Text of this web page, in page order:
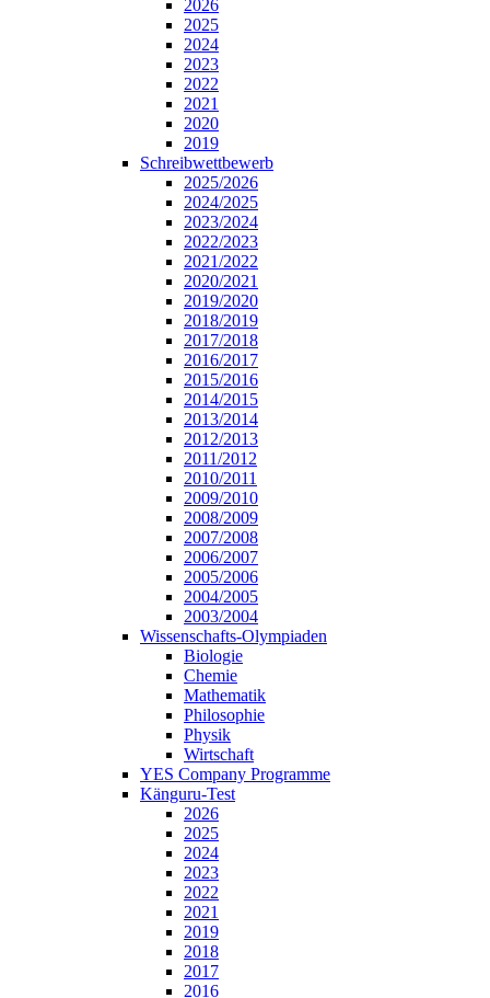
2026
2025
2024
2023
2022
2021
2020
2019
Schreibwettbewerb
2025/2026
2024/2025
2023/2024
2022/2023
2021/2022
2020/2021
2019/2020
2018/2019
2017/2018
2016/2017
2015/2016
2014/2015
2013/2014
2012/2013
2011/2012
2010/2011
2009/2010
2008/2009
2007/2008
2006/2007
2005/2006
2004/2005
2003/2004
Wissenschafts-Olympiaden
Biologie
Chemie
Mathematik
Philosophie
Physik
Wirtschaft
YES Company Programme
Känguru-Test
2026
2025
2024
2023
2022
2021
2019
2018
2017
2016